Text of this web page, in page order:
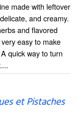
made with leftover
and creamy.
and flavored
easy to make
quick way to turn
et Pistaches